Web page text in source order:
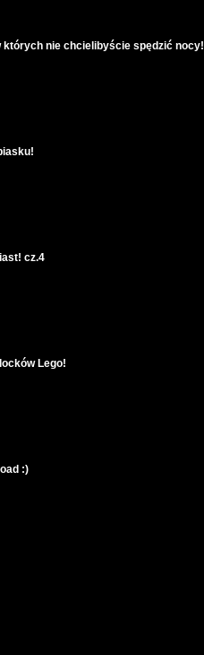
których nie chcielibyście spędzić nocy!
cz.4
Lego!
:)